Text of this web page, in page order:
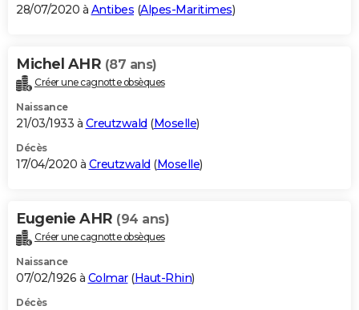
28/07/2020 à Antibes (Alpes-Maritimes)
Michel AHR (87 ans)
Créer une cagnotte obsèques
Naissance
21/03/1933 à Creutzwald (Moselle)
Décès
17/04/2020 à Creutzwald (Moselle)
Eugenie AHR (94 ans)
Créer une cagnotte obsèques
Naissance
07/02/1926 à Colmar(Haut-Rhin)
Décès